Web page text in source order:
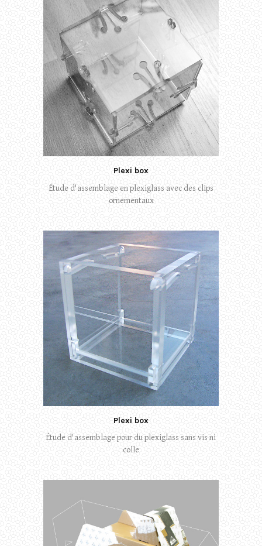
Plexi box
Étude d'assemblage en plexiglass avec des clips
ornementaux
Plexi box
Étude d'assemblage pour du plexiglass sans vis ni
colle